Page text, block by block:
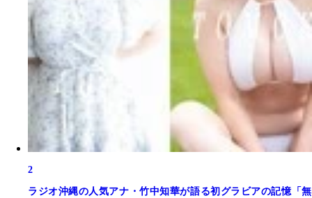
2
ラジオ沖縄の人気アナ・竹中知華が語る初グラビアの記憶「無